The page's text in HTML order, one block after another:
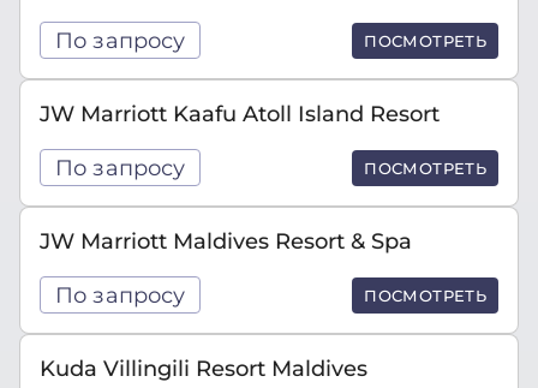
По запросу ПОСМОТРЕТЬ
JW Marriott Kaafu Atoll Island Resort
По запросу ПОСМОТРЕТЬ
JW Marriott Maldives Resort & Spa
По запросу ПОСМОТРЕТЬ
Kuda Villingili Resort Maldives